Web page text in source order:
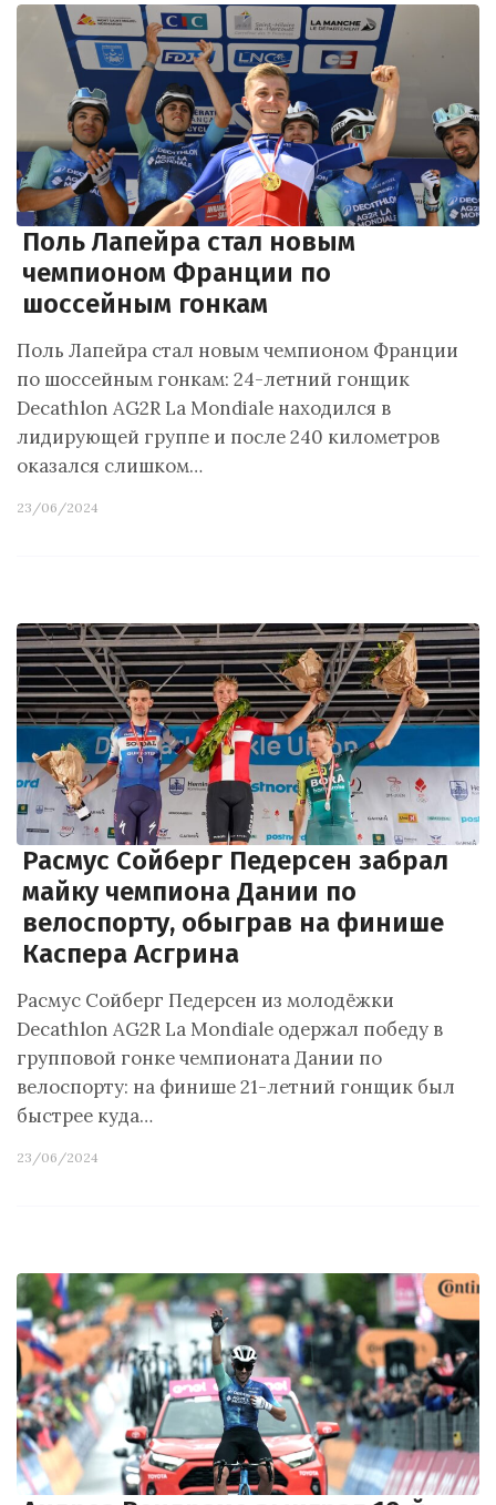
Поль Лапейра стал новым
чемпионом Франции по
шоссейным гонкам
Поль Лапейра стал новым чемпионом Франции
по шоссейным гонкам: 24-летний гонщик
Decathlon AG2R La Mondiale находился в
лидирующей группе и после 240 километров
оказался слишком…
23/06/2024
Расмус Сойберг Педерсен забрал
майку чемпиона Дании по
велоспорту, обыграв на финише
Каспера Асгрина
Расмус Сойберг Педерсен из молодёжки
Decathlon AG2R La Mondiale одержал победу в
групповой гонке чемпионата Дании по
велоспорту: на финише 21-летний гонщик был
быстрее куда…
23/06/2024